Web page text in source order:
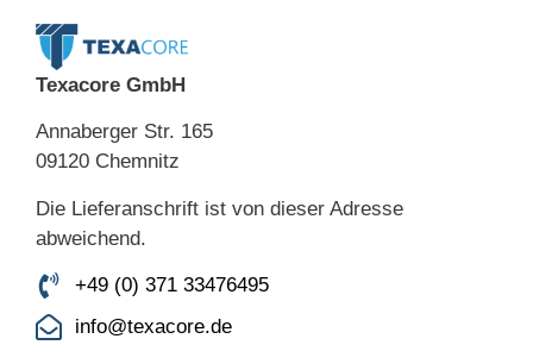
Texacore GmbH
Annaberger Str. 165
09120 Chemnitz
Die Lieferanschrift ist von dieser Adresse
abweichend.
+49 (0) 371 33476495
info@texacore.de